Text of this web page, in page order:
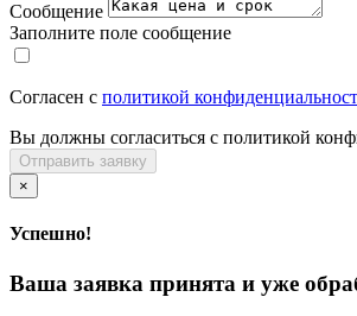
Сообщение
Заполните поле сообщение
Согласен с политикой
Вы должны согласиться с политикой
Отправить заявку
×
Успешно!
Ваша заявка принята и уже